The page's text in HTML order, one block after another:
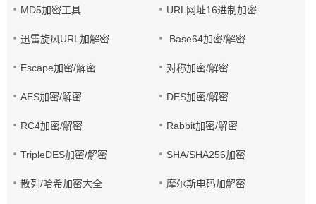
MD5加密工具 URL网址16进制加密
迅雷旋风URL加解密 Base64加密/解密
Escape加密/解密 对称加密/解密
AES加密/解密 DES加密/解密
RC4加密/解密 Rabbit加密/解密
TripleDES加密/解密 SHA/SHA256加密
散列/哈希加密大全 摩尔斯电码加解密